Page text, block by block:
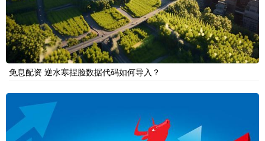
免息配资 逆水寒捏脸数据代码如何导入？